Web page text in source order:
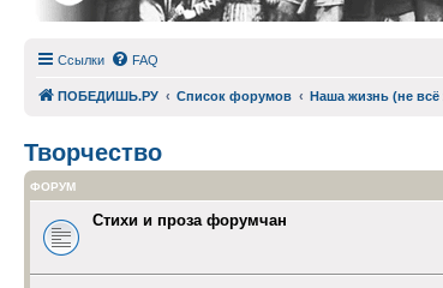
Ссылки FAQ
ПОБЕДИШЬ.РУ Список форумов Наша жизнь (не всё
Творчество
ФОРУМ
Стихи и проза форумчан